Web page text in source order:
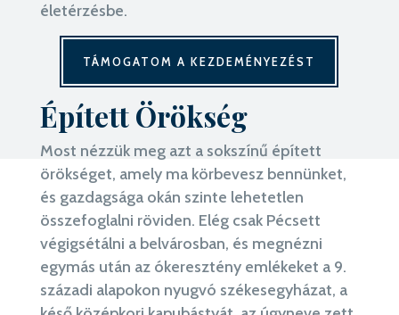
életérzésbe.
TÁMOGATOM A KEZDEMÉNYEZÉST
Épített Örökség
Most nézzük meg azt a sokszínű épített
örökséget, amely ma körbevesz bennünket,
és gazdagsága okán szinte lehetetlen
összefoglalni röviden. Elég csak Pécsett
végigsétálni a belvárosban, és megnézni
egymás után az ókeresztény emlékeket a 9.
századi alapokon nyugvó székesegyházat, a